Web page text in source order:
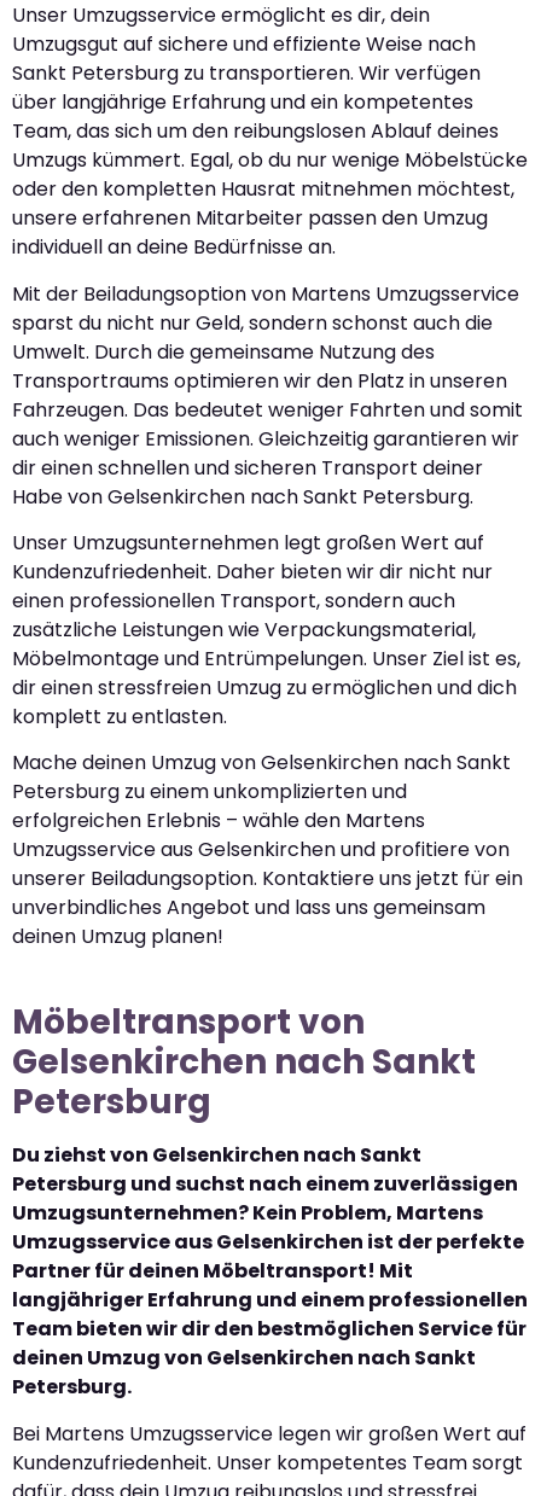
Unser Umzugsservice ermöglicht es dir, dein
Umzugsgut auf sichere und effiziente Weise nach
Sankt Petersburg zu transportieren. Wir verfügen
über langjährige Erfahrung und ein kompetentes
Team, das sich um den reibungslosen Ablauf deines
Umzugs kümmert. Egal, ob du nur wenige Möbelstücke
oder den kompletten Hausrat mitnehmen möchtest,
unsere erfahrenen Mitarbeiter passen den Umzug
individuell an deine Bedürfnisse an.
Mit der Beiladungsoption von Martens Umzugsservice
sparst du nicht nur Geld, sondern schonst auch die
Umwelt. Durch die gemeinsame Nutzung des
Transportraums optimieren wir den Platz in unseren
Fahrzeugen. Das bedeutet weniger Fahrten und somit
auch weniger Emissionen. Gleichzeitig garantieren wir
dir einen schnellen und sicheren Transport deiner
Habe von Gelsenkirchen nach Sankt Petersburg.
Unser Umzugsunternehmen legt großen Wert auf
Kundenzufriedenheit. Daher bieten wir dir nicht nur
einen professionellen Transport, sondern auch
zusätzliche Leistungen wie Verpackungsmaterial,
Möbelmontage und Entrümpelungen. Unser Ziel ist es,
dir einen stressfreien Umzug zu ermöglichen und dich
komplett zu entlasten.
Mache deinen Umzug von Gelsenkirchen nach Sankt
Petersburg zu einem unkomplizierten und
erfolgreichen Erlebnis – wähle den Martens
Umzugsservice aus Gelsenkirchen und profitiere von
unserer Beiladungsoption. Kontaktiere uns jetzt für ein
unverbindliches Angebot und lass uns gemeinsam
deinen Umzug planen!
Möbeltransport von
Gelsenkirchen nach Sankt
Petersburg
Du ziehst von Gelsenkirchen nach Sankt
Petersburg und suchst nach einem zuverlässigen
Umzugsunternehmen? Kein Problem, Martens
Umzugsservice aus Gelsenkirchen ist der perfekte
Partner für deinen Möbeltransport! Mit
langjähriger Erfahrung und einem professionellen
Team bieten wir dir den bestmöglichen Service für
deinen Umzug von Gelsenkirchen nach Sankt
Petersburg.
Bei Martens Umzugsservice legen wir großen Wert auf
Kundenzufriedenheit. Unser kompetentes Team sorgt